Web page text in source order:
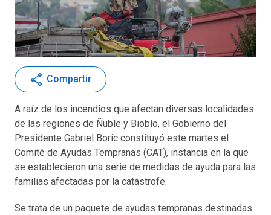
share Compartir
A raíz de los incendios que afectan diversas localidades
de las regiones de Ñuble y Biobío, el Gobierno del
Presidente Gabriel Boric constituyó este martes el
Comité de Ayudas Tempranas (CAT), instancia en la que
se establecieron una serie de medidas de ayuda para las
familias afectadas por la catástrofe.
Se trata de un paquete de ayudas tempranas destinadas